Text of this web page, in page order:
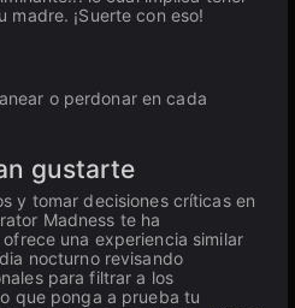
¡Suerte con eso!
o perdonar en cada
gustarte
y tomar decisiones críticas en
Madness te ha
una experiencia similar
nocturno revisando
para filtrar a los
que ponga a prueba tu